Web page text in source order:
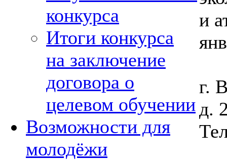
конкурса
Итоги конкурса
на заключение
договора о
целевом обучении
Возможности для
молодёжи
и
г.
д.